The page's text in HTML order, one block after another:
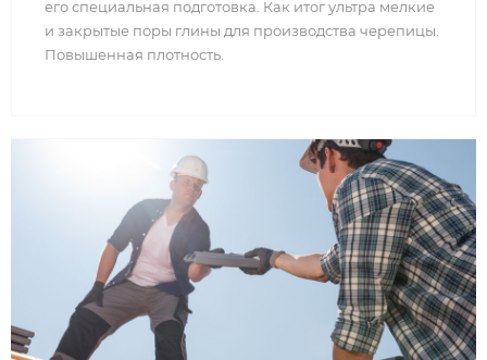
его специальная подготовка. Как итог ультра мелкие
и закрытые поры глины для производства черепицы.
Повышенная плотность.